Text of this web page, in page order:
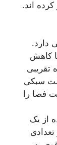
اند.
دارد.
کاهش
تقریبی
به علت سبکی
فضا را
از یک